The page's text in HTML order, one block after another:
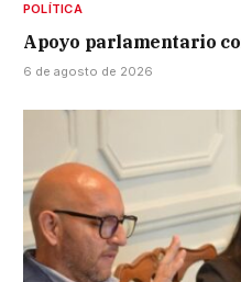
POLÍTICA
Apoyo parlamentario
6 de agosto de 2026